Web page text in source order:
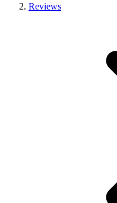
Reviews